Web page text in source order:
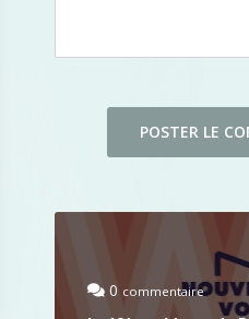
0 commentaire